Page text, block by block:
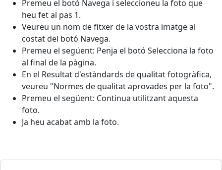
Premeu el botó Navega i seleccioneu la foto que
heu fet al pas 1.
Veureu un nom de fitxer de la vostra imatge al
costat del botó Navega.
Premeu el següent: Penja el botó Selecciona la foto
al final de la pàgina.
En el Resultat d'estàndards de qualitat fotogràfica,
veureu "Normes de qualitat aprovades per la foto".
Premeu el següent: Continua utilitzant aquesta
foto.
Ja heu acabat amb la foto.